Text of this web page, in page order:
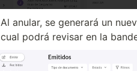
Al anular, se generará un
cual podrá revisar en la